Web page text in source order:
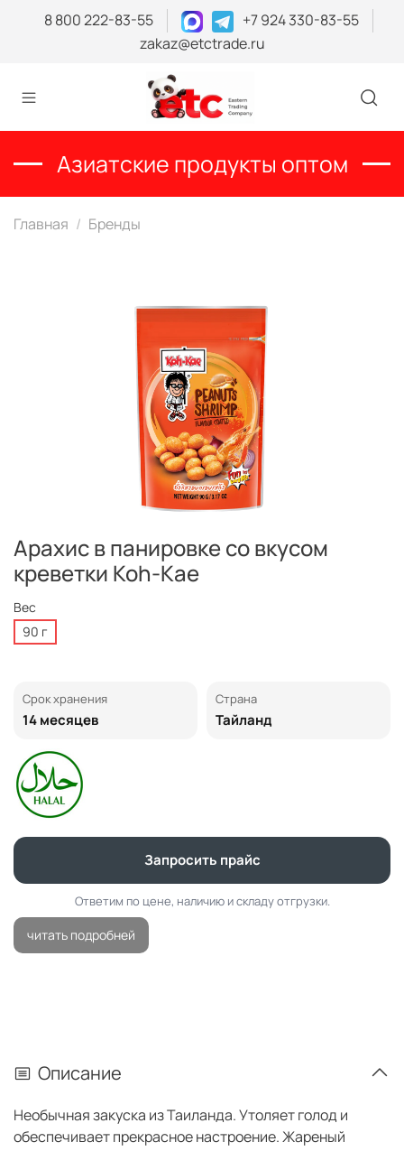
8 800 222-83-55
+7 924 330-83-55
zakaz@etctrade.ru
Азиатские продукты оптом
Главная Бренды
Арахис в панировке со вкусом
креветки Koh-Kae
Вес
90 г
Срок хранения
14 месяцев
Страна
Тайланд
Запросить прайс
Ответим по цене, наличию и складу отгрузки.
читать подробней
Описание
Необычная закуска из Таиланда. Утоляет голод и
обеспечивает прекрасное настроение. Жареный